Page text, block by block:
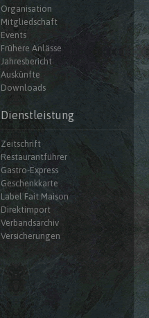
Organisation
Mitgliedschaft
Events
Frühere Anlässe
Jahresbericht
Auskünfte
Downloads
Dienstleistung
Zeitschrift
Restaurantführer
Gastro-Express
Geschenkkarte
Label Fait Maison
Direktimport
Verbandsarchiv
Versicherungen